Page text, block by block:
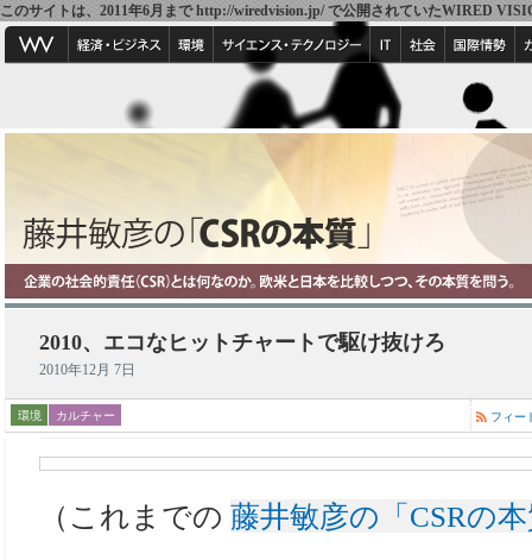
このサイトは、2011年6月まで http://wiredvision.jp/ で公開されていたWIRED
2010、エコなヒットチャートで駆け抜けろ
2010年12月 7日
環境 カルチャー フィー
（これまでの 藤井敏彦の「CSRの